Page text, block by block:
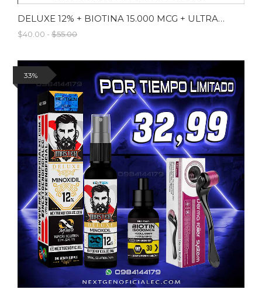
DELUXE 12% + BIOTINA 15.000 MCG + ULTRABROWN
$40.00 - $55.00
33%